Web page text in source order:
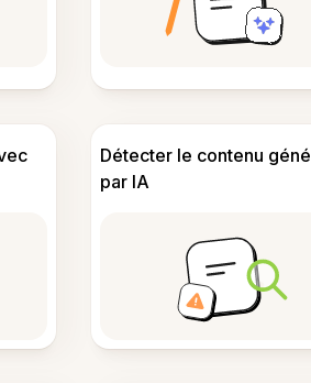
Détecter le contenu
par IA